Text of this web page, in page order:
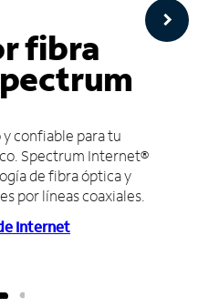
fibra
confiable para tu
Spectrum Internet®
de fibra óptica y
por líneas coaxiales.
Internet